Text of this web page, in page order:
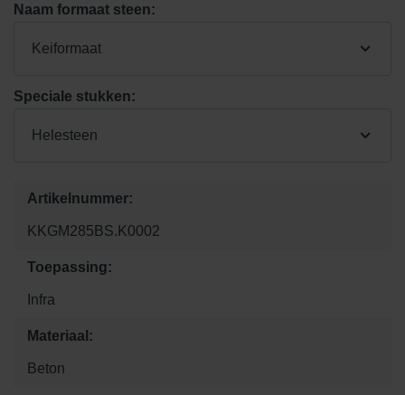
Naam formaat steen:
Keiformaat
Speciale stukken:
Helesteen
Artikelnummer:
KKGM285BS.K0002
Toepassing:
Infra
Materiaal:
Beton